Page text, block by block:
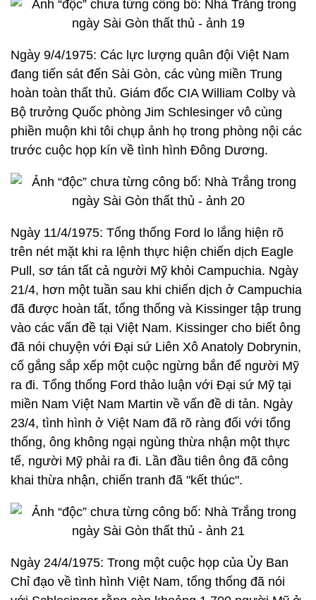
Ngày 9/4/1975: Các lực lượng quân đội Việt Nam
đang tiến sát đến Sài Gòn, các vùng miền Trung
hoàn toàn thất thủ. Giám đốc CIA William Colby và
Bộ trưởng Quốc phòng Jim Schlesinger vô cùng
phiền muộn khi tôi chụp ảnh họ trong phòng nội các
trước cuộc họp kín về tình hình Đông Dương.
Ngày 11/4/1975: Tổng thống Ford lo lắng hiện rõ
trên nét mặt khi ra lệnh thực hiện chiến dịch Eagle
Pull, sơ tán tất cả người Mỹ khỏi Campuchia. Ngày
21/4, hơn một tuần sau khi chiến dịch ở Campuchia
đã được hoàn tất, tổng thống và Kissinger tập trung
vào các vấn đề tại Việt Nam. Kissinger cho biết ông
đã nói chuyện với Đại sứ Liên Xô Anatoly Dobrynin,
cố gắng sắp xếp một cuộc ngừng bắn để người Mỹ
ra đi. Tổng thống Ford thảo luận với Đại sứ Mỹ tại
miền Nam Việt Nam Martin về vấn đề di tản. Ngày
23/4, tình hình ở Việt Nam đã rõ ràng đối với tổng
thống, ông không ngại ngùng thừa nhận một thực
tế, người Mỹ phải ra đi. Lần đầu tiên ông đã công
khai thừa nhận, chiến tranh đã "kết thúc".
Ngày 24/4/1975: Trong một cuộc họp của Ủy Ban
Chỉ đạo về tình hình Việt Nam, tổng thống đã nói